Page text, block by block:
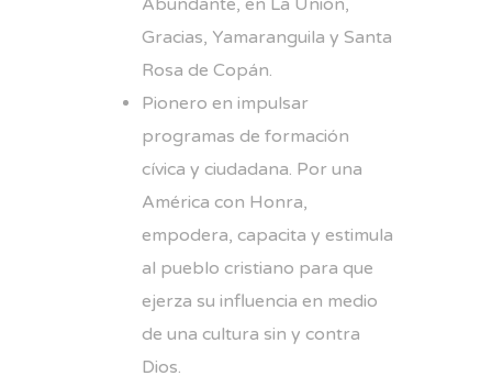
Gracias, Yamaranguila y Santa
Rosa de Copán.
Pionero en impulsar
programas de formación
cívica y ciudadana. Por una
América con Honra,
empodera, capacita y estimula
al pueblo cristiano para que
ejerza su influencia en medio
de una cultura sin y contra
Dios.